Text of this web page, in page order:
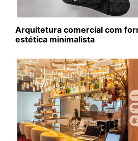
Arquitetura comercial com
estética minimalista